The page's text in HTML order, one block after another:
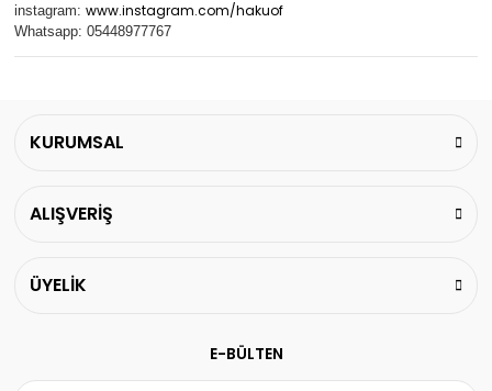
instagram: www.instagram.com/hakuof
Whatsapp: 05448977767
KURUMSAL
ALIŞVERİŞ
ÜYELİK
E-BÜLTEN